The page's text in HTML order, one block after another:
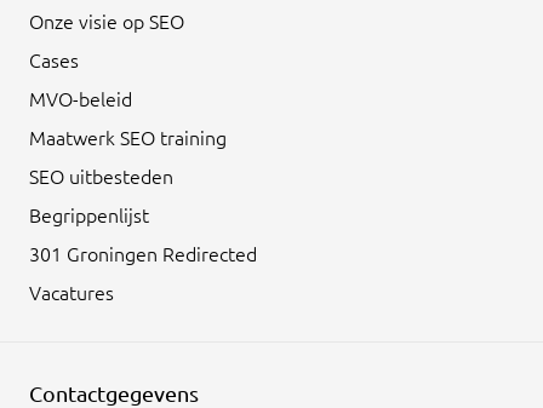
Onze visie op SEO
Cases
MVO-beleid
Maatwerk SEO training
SEO uitbesteden
Begrippenlijst
301 Groningen Redirected
Vacatures
Contactgegevens